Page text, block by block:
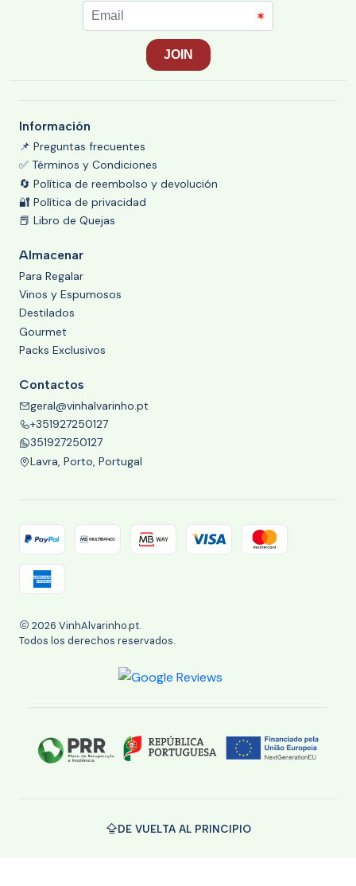
Información
📌 Preguntas frecuentes
✅ Términos y Condiciones
🔄 Política de reembolso y devolución
🔐 Política de privacidad
📕 Libro de Quejas
Almacenar
Para Regalar
Vinos y Espumosos
Destilados
Gourmet
Packs Exclusivos
Contactos
geral@vinhalvarinho.pt
+351927250127
351927250127
Lavra, Porto, Portugal
2026 VinhAlvarinho.pt.
Todos los derechos reservados.
DE VUELTA AL PRINCIPIO